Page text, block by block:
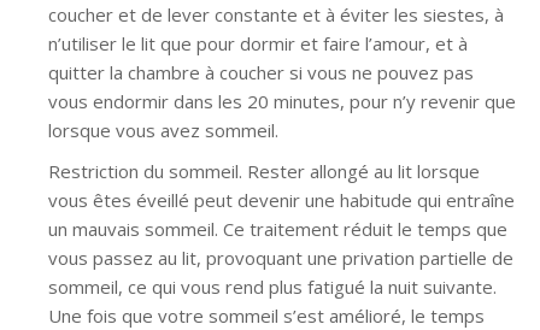
coucher et de lever constante et à éviter les siestes, à
n’utiliser le lit que pour dormir et faire l’amour, et à
quitter la chambre à coucher si vous ne pouvez pas
vous endormir dans les 20 minutes, pour n’y revenir que
lorsque vous avez sommeil.
Restriction du sommeil. Rester allongé au lit lorsque
vous êtes éveillé peut devenir une habitude qui entraîne
un mauvais sommeil. Ce traitement réduit le temps que
vous passez au lit, provoquant une privation partielle de
sommeil, ce qui vous rend plus fatigué la nuit suivante.
Une fois que votre sommeil s’est amélioré, le temps